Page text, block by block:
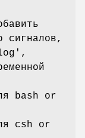
сигналов,
bash or
csh or